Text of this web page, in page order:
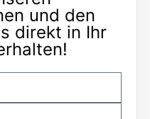
und den
direkt in Ihr